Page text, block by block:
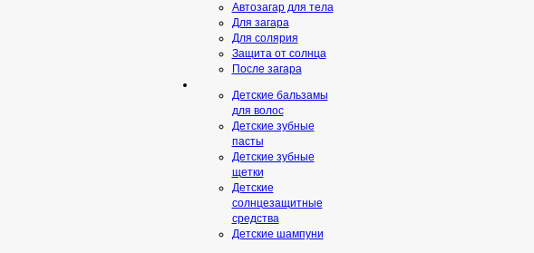
Автозагар для тела
Для загара
Для солярия
Защита от солнца
После загара
Детские бальзамы
для волос
Детские зубные
пасты
Детские зубные
щетки
Детские
солнцезащитные
средства
Детские шампуни